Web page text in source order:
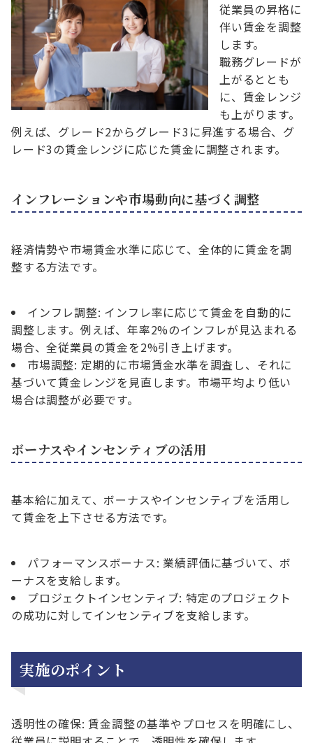
従業員の昇格に
伴い賃金を調整
します。
職務グレードが
上がるととも
に、賃金レンジ
も上がります。
例えば、グレード2からグレード3に昇進する場合、グ
レード3の賃金レンジに応じた賃金に調整されます。
インフレーションや市場動向に基づく調整
経済情勢や市場賃金水準に応じて、全体的に賃金を調
整する方法です。
インフレ調整: インフレ率に応じて賃金を自動的に
調整します。例えば、年率2%のインフレが見込まれる
場合、全従業員の賃金を2%引き上げます。
市場調整: 定期的に市場賃金水準を調査し、それに
基づいて賃金レンジを見直します。市場平均より低い
場合は調整が必要です。
ボーナスやインセンティブの活用
基本給に加えて、ボーナスやインセンティブを活用し
て賃金を上下させる方法です。
パフォーマンスボーナス: 業績評価に基づいて、ボ
ーナスを支給します。
プロジェクトインセンティブ: 特定のプロジェクト
の成功に対してインセンティブを支給します。
実施のポイント
透明性の確保: 賃金調整の基準やプロセスを明確にし、